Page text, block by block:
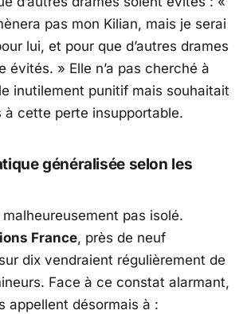
pas mon Kilian, mais je serai
lui, et pour que d’autres drames
évités. » Elle n’a pas cherché à
inutilement punitif mais souhaitait
à cette perte insupportable.
généralisée selon les
malheureusement pas isolé.
France, près de neuf
dix vendraient régulièrement de
Face à ce constat alarmant,
appellent désormais à :